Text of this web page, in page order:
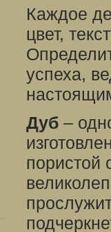
Каждое
цвет,
успеха,
Дуб –
пористой